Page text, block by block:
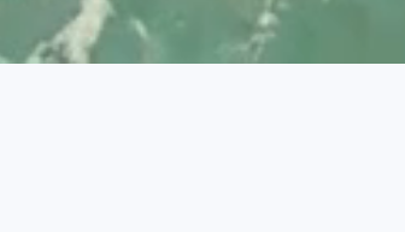
Política de Privacidad Política de Cookies